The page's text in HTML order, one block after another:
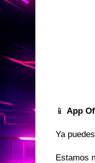
📱 App
Ya
Estamos